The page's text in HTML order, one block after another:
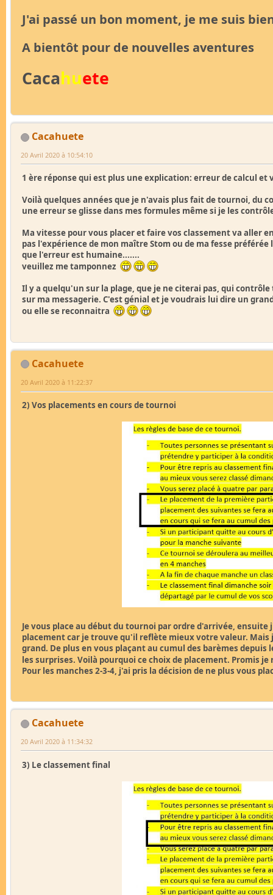
J'ai passé un bon moment, je me suis
A bientôt pour de nouvelles aventures
Cacahuete
Cacahuete
20 Avril 2020 à 10:54:10
1 ère réponse qui est plus une explication: erreur de calcul et
Voilà quelques années que je n'avais plus fait de tournoi, du
une erreur se glisse dans mes formules même si je les
Ma vitesse pour vous placer et faire vos classement va aller
pas l'expérience de mon maître Stom ou de ma fesse
que l'erreur est humaine.......
veuillez me tamponnez
Il y a quelqu'un sur la plage, que je ne citerai pas, qui
sur ma messagerie. C'est génial et je voudrais lui dire un
ou elle se reconnaitra
Cacahuete
20 Avril 2020 à 11:22:37
2) Vos placements en cours de tournoi
Je vous place au début du tournoi par ordre d'arrivée,
placement car je trouve qu'il reflète mieux votre valeur.
grand. De plus en vous plaçant au cumul des barèmes
les surprises. Voilà pourquoi ce choix de placement. Promis
Pour les manches 2-3-4, j'ai pris la décision de ne plus vous
Cacahuete
20 Avril 2020 à 11:34:32
3) Le classement final